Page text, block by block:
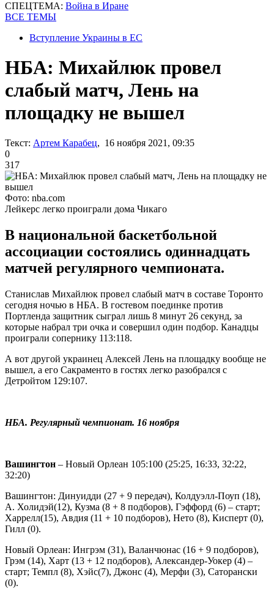
СПЕЦТЕМА: Война в Иране
ВСЕ ТЕМЫ
Вступление Украины в ЕС
НБА: Михайлюк провел
слабый матч, Лень на
площадку не вышел
Текст: Артем Карабец, 16 ноября 2021, 09:35
0
317
Фото: nba.com
Лейкерс легко проиграли дома Чикаго
В национальной баскетбольной
ассоциации состоялись одиннадцать
матчей регулярного чемпионата.
Станислав Михайлюк провел слабый матч в составе Торонто
сегодня ночью в НБА. В гостевом поединке против
Портленда защитник сыграл лишь 8 минут 26 секунд, за
которые набрал три очка и совершил один подбор. Канадцы
проиграли сопернику 113:118.
А вот другой украинец Алексей Лень на площадку вообще не
вышел, а его Сакраменто в гостях легко разобрался с
Детройтом 129:107.
НБА. Регулярный чемпионат. 16 ноября
Вашингтон – Новый Орлеан 105:100 (25:25, 16:33, 32:22,
32:20)
Вашингтон: Динуидди (27 + 9 передач), Колдуэлл-Поуп (18),
А. Холидэй(12), Кузма (8 + 8 подборов), Гэффорд (6) – старт;
Харрелл(15), Авдия (11 + 10 подборов), Нето (8), Кисперт (0),
Гилл (0).
Новый Орлеан: Ингрэм (31), Валанчюнас (16 + 9 подборов),
Грэм (14), Харт (13 + 12 подборов), Александер-Уокер (4) –
старт; Темпл (8), Хэйс(7), Джонс (4), Мерфи (3), Саторански
(0).